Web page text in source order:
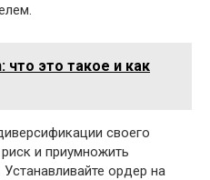
что это такое и как
своего
и приумножить
ордер на